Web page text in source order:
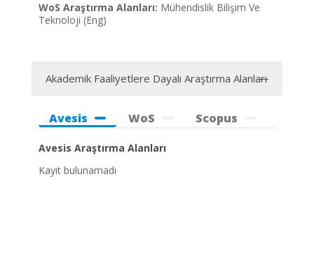
WoS Araştırma Alanları: Mühendislik Bilişim Ve
Teknoloji (Eng)
Akademik Faaliyetlere Dayalı Araştırma Alanları
Avesis WoS Scopus
Avesis Araştırma Alanları
Kayıt bulunamadı